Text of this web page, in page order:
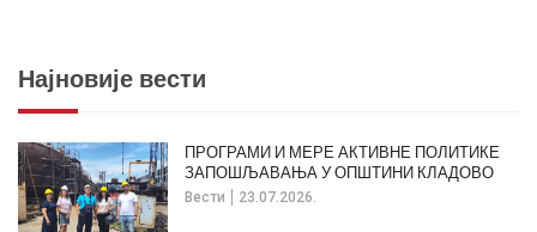
Најновије вести
Вести 23.07.2026.
ПРОГРАМИ И МЕРЕ АКТИВНЕ ПОЛИТИКЕ
ЗАПОШЉАВАЊА У ОПШТИНИ КЛАДОВО